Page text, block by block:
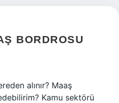
BORDROSU
alınır? Maaş
Kamu sektörü